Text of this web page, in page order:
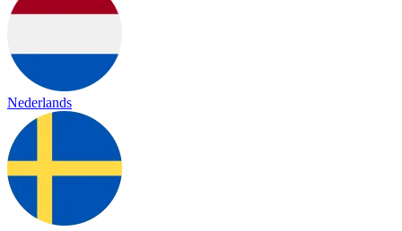
Nederlands